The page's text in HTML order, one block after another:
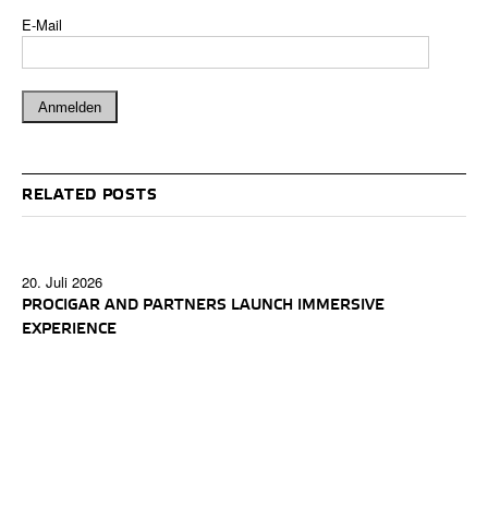
E-Mail
RELATED POSTS
20. Juli 2026
PROCIGAR AND PARTNERS LAUNCH IMMERSIVE
EXPERIENCE